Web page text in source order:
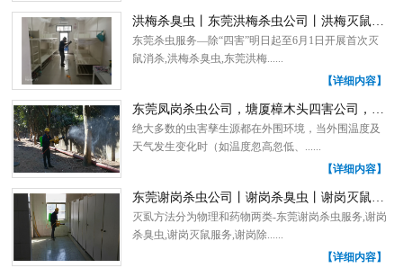
东莞杀虫服务—除“四害”明日起至6月1日开展首次灭
鼠消杀,洪梅杀臭虫,东莞洪梅......
【详细内容】
绝大多数的虫害孳生源都在外围环境，当外围温度及
天气发生变化时（如温度忽高忽低、......
【详细内容】
灭虱方法分为物理和药物两类-东莞谢岗杀虫服务,谢岗
杀臭虫,谢岗灭鼠服务,谢岗除......
【详细内容】